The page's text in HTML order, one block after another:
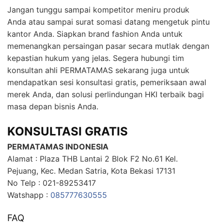
Jangan tunggu sampai kompetitor meniru produk
Anda atau sampai surat somasi datang mengetuk pintu
kantor Anda. Siapkan brand fashion Anda untuk
memenangkan persaingan pasar secara mutlak dengan
kepastian hukum yang jelas. Segera hubungi tim
konsultan ahli PERMATAMAS sekarang juga untuk
mendapatkan sesi konsultasi gratis, pemeriksaan awal
merek Anda, dan solusi perlindungan HKI terbaik bagi
masa depan bisnis Anda.
KONSULTASI GRATIS
PERMATAMAS INDONESIA
Alamat : Plaza THB Lantai 2 Blok F2 No.61 Kel.
Pejuang, Kec. Medan Satria, Kota Bekasi 17131
No Telp : 021-89253417
Watshapp : 085777630555
FAQ